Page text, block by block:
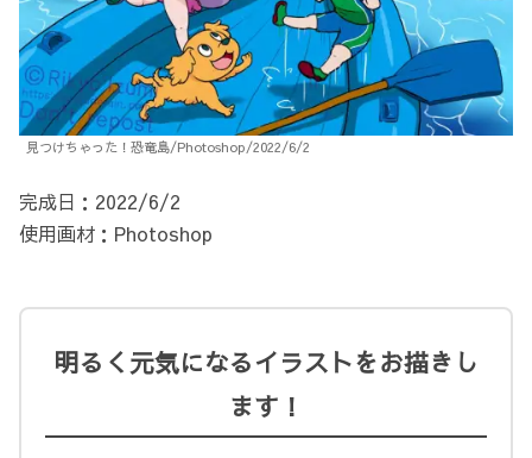
見つけちゃった！恐竜島/Photoshop/2022/6/2
完成日：2022/6/2
使用画材：Photoshop
明るく元気になるイラストをお描きし
ます！